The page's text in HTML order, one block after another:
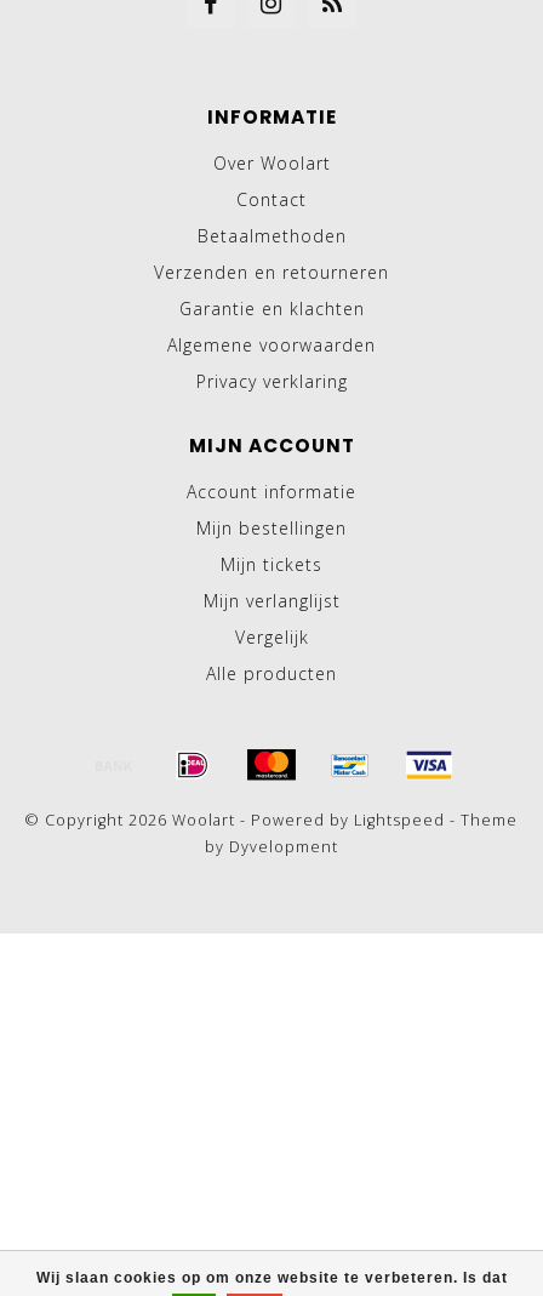
Wij slaan cookies op om onze website te verbeteren. Is dat
INFORMATIE
Over Woolart
Contact
Betaalmethoden
Verzenden en retourneren
Garantie en klachten
Algemene voorwaarden
Privacy verklaring
MIJN ACCOUNT
Account informatie
Mijn bestellingen
Mijn tickets
Mijn verlanglijst
Vergelijk
Alle producten
© Copyright 2026 Woolart - Powered by Lightspeed - Theme
by Dyvelopment